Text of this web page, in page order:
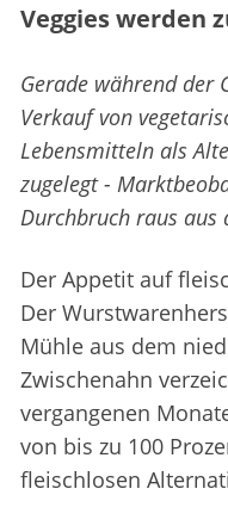
Veggies werden
Gerade während der
Verkauf von
Lebensmitteln als
zugelegt -
Durchbruch raus aus
Der Appetit auf
Der
Mühle aus dem
Zwischenahn
vergangenen
von bis zu 100
fleischlosen